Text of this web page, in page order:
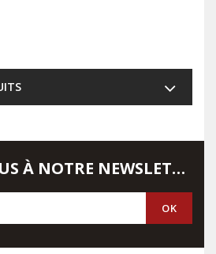
INSCRIVEZ-VOUS À NOTRE NEWSLETTER